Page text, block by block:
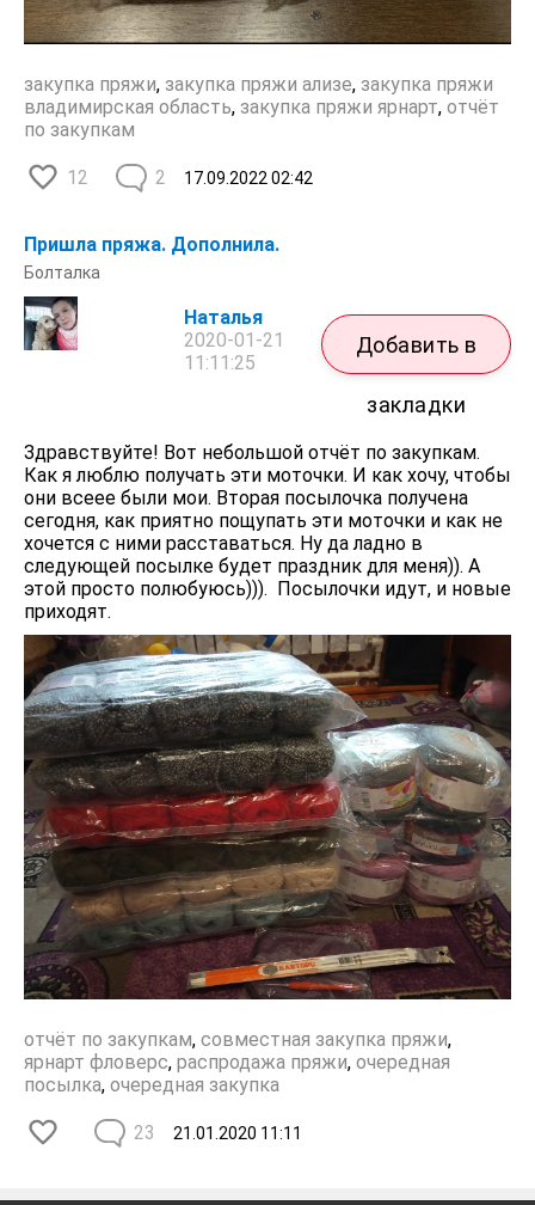
закупка пряжи, закупка пряжи ализе, закупка пряжи
владимирская область, закупка пряжи ярнарт, отчёт
по закупкам
12 17.09.2022 02:42
2
Пришла пряжа. Дополнила.
Болталка
Наталья
2020-01-21
11:11:25
Добавить в
закладки
Здравствуйте! Вот небольшой отчёт по закупкам.
Как я люблю получать эти моточки. И как хочу, чтобы
они всеее были мои. Вторая посылочка получена
сегодня, как приятно пощупать эти моточки и как не
хочется с ними расставаться. Ну да ладно в
следующей посылке будет праздник для меня)). А
этой просто полюбуюсь))). Посылочки идут, и новые
приходят.
отчёт по закупкам, совместная закупка пряжи,
ярнарт фловерс, распродажа пряжи, очередная
посылка, очередная закупка
21.01.2020 11:11
23